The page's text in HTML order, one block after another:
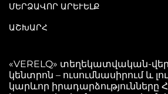
ՄԵՐՁԱՎՈՐ ԱՐԵՒԵԼՔ
ԱՇԽԱՐՀ
«VERELQ» տեղեկատվական-
կենտրոն – ուսումնասիրում և
կարևոր իրադարձությունները